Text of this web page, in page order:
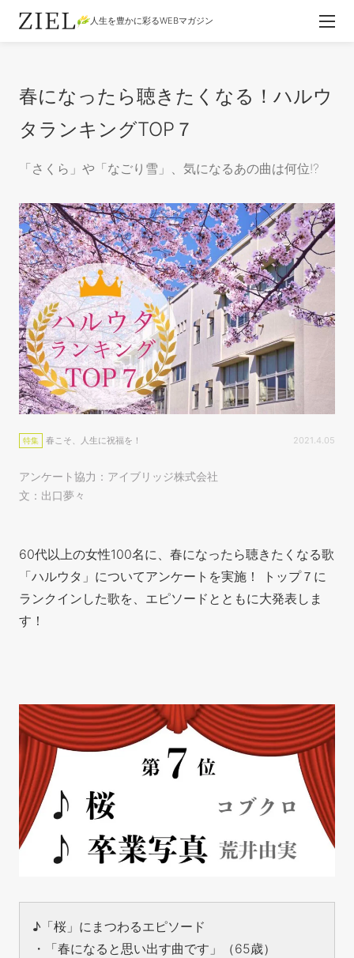
人生を豊かに彩るWEBマガジン
春になったら聴きたくなる！ハルウ
タランキングTOP７
「さくら」や「なごり雪」、気になるあの曲は何位!?
特集 春こそ、人生に祝福を！ 2021.4.05
アンケート協力：アイブリッジ株式会社
文：出口夢々
60代以上の女性100名に、春になったら聴きたくなる歌
「ハルウタ」についてアンケートを実施！ トップ７に
ランクインした歌を、エピソードとともに大発表しま
す！
♪「桜」にまつわるエピソード
・「春になると思い出す曲です 」（65歳）